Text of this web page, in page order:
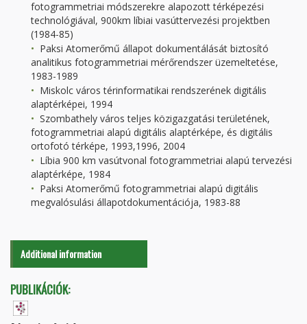
fotogrammetriai módszerekre alapozott térképezési
technológiával, 900km líbiai vasúttervezési projektben
(1984-85)
Paksi Atomerőmű állapot dokumentálását biztosító
analitikus fotogrammetriai mérőrendszer üzemeltetése,
1983-1989
Miskolc város térinformatikai rendszerének digitális
alaptérképei, 1994
Szombathely város teljes közigazgatási területének,
fotogrammetriai alapú digitális alaptérképe, és digitális
ortofotó térképe, 1993,1996, 2004
Líbia 900 km vasútvonal fotogrammetriai alapú tervezési
alaptérképe, 1984
Paksi Atomerőmű fotogrammetriai alapú digitális
megvalósulási állapotdokumentációja, 1983-88
Additional information
PUBLIKÁCIÓK: